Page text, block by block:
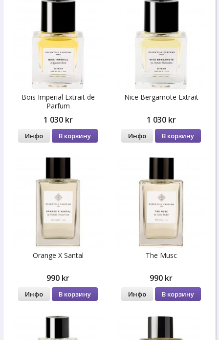
Bois Imperial Extrait de
Parfum
1 030 kr
Инфо В корзину
Nice Bergamote Extrait
1 030 kr
Инфо В корзину
Orange X Santal
990 kr
Инфо В корзину
The Musc
990 kr
Инфо В корзину